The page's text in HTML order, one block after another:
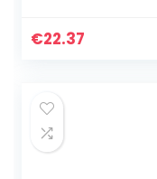
Gitaar onderdelen
€22.37